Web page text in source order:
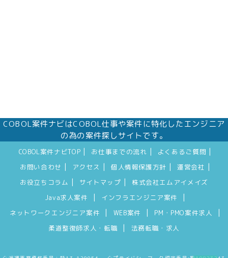
COBOL案件ナビはCOBOL仕事や案件に特化したエンジニア
の為の案件探しサイトです。
COBOL案件ナビTOP お仕事までの流れ よくあるご質問
お問い合わせ アクセス 個人情報保護方針 運営会社
お役立ちコラム サイトマップ
株式会社エムアイメイズ
Java求人案件
インフラエンジニア案件
ネットワークエンジニア案件 WEB案件 PM・PMO案件求人
柔道整復師求人・転職 法務転職・求人